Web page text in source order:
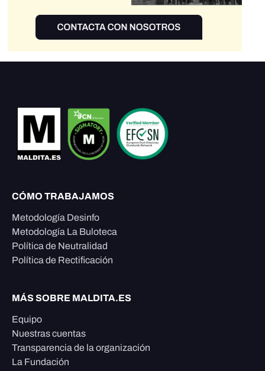
CÓMO TRABAJAMOS
Metodología Desinfo
Metodología La Buloteca
Política de Neutralidad
Política de Rectificación
MÁS SOBRE MALDITA.ES
Equipo
Nuestras cuentas
Transparencia de la organización
La Fundación